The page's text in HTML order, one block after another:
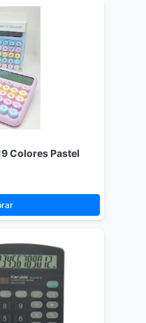
Colores Pastel